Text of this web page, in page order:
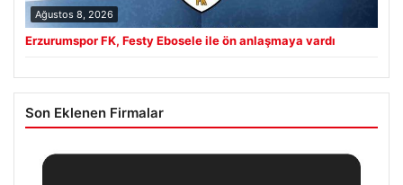
Ağustos 8, 2026
Erzurumspor FK, Festy Ebosele ile ön anlaşmaya vardı
Son Eklenen Firmalar